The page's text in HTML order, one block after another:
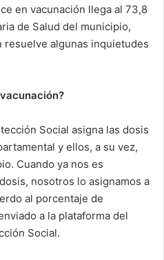
en vacunación llega al 73,8
de Salud del municipio,
resuelve algunas inquietudes
Social asigna las dosis
y ellos, a su vez,
Cuando ya nos es
nosotros lo asignamos a
al porcentaje de
a la plataforma del
Social.